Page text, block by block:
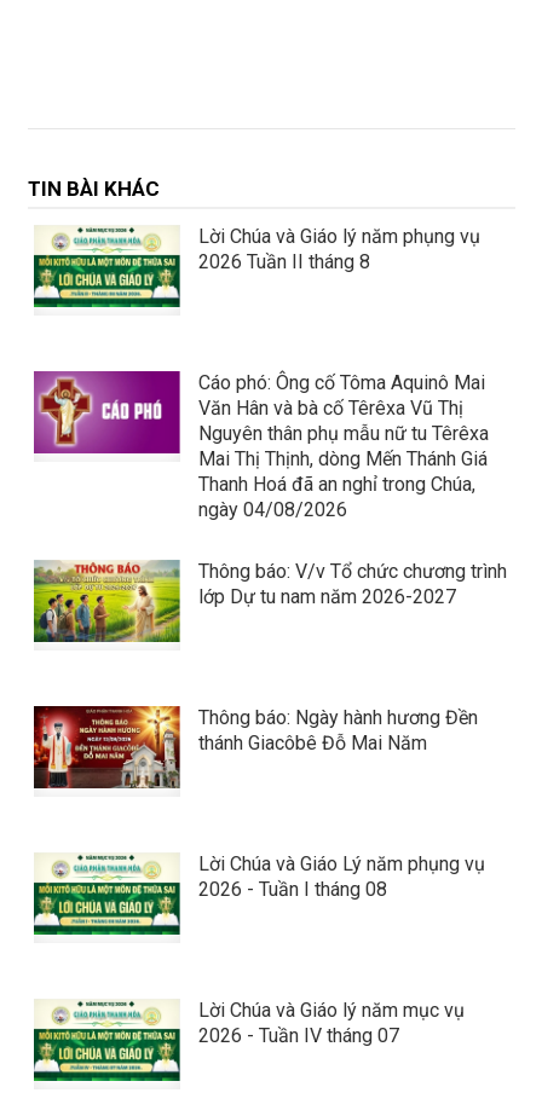
TIN BÀI KHÁC
Lời Chúa và Giáo lý năm phụng vụ
2026 Tuần II tháng 8
Cáo phó: Ông cố Tôma Aquinô Mai
Văn Hân và bà cố Têrêxa Vũ Thị
Nguyên thân phụ mẫu nữ tu Têrêxa
Mai Thị Thịnh, dòng Mến Thánh Giá
Thanh Hoá đã an nghỉ trong Chúa,
ngày 04/08/2026
Thông báo: V/v Tổ chức chương trình
lớp Dự tu nam năm 2026-2027
Thông báo: Ngày hành hương Đền
thánh Giacôbê Đỗ Mai Năm
Lời Chúa và Giáo Lý năm phụng vụ
2026 - Tuần I tháng 08
Lời Chúa và Giáo lý năm mục vụ
2026 - Tuần IV tháng 07